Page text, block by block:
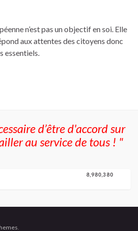
n’est pas un objectif en soi. Elle
aux attentes des citoyens donc
essentiels.
d’être d'accord sur
au service de tous ! "
8,980,380
.